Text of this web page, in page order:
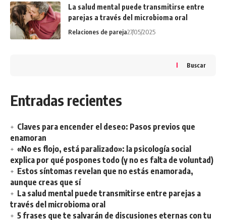
La salud mental puede transmitirse entre
parejas a través del microbioma oral
Relaciones de pareja27/05/2025
Buscar
Entradas recientes
Claves para encender el deseo: Pasos previos que
enamoran
«No es flojo, está paralizado»: la psicología social
explica por qué pospones todo (y no es falta de voluntad)
Estos síntomas revelan que no estás enamorada,
aunque creas que sí
La salud mental puede transmitirse entre parejas a
través del microbioma oral
5 frases que te salvarán de discusiones eternas con tu